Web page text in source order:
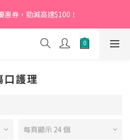
12月31日，首次下單輸入優惠碼
」即可享95折
惠券，勁減高達$100！
月12月31日，首次下單輸入優惠碼
」即可享95折
口護理
每頁顯示 24 個